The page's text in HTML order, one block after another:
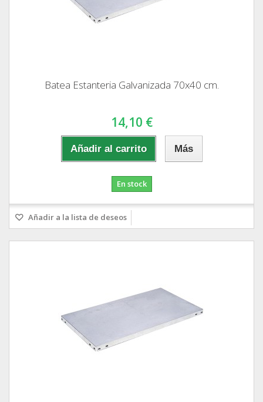
Batea Estanteria Galvanizada 70x40 cm.
14,10 €
Añadir al carrito Más
En stock
Añadir a la lista de deseos